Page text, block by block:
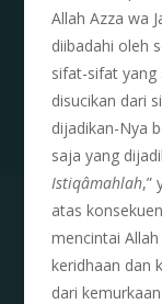
Allah Azza wa
diibadahi oleh
sifat-sifat yang
disucikan dari
dijadikan-Nya
saja yang
Istiqâmahlah,”
atas
mencintai
keridhaan dan
dari